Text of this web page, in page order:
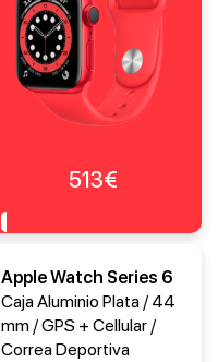
513€
Apple Watch Series 6
Caja Aluminio Plata / 44
mm / GPS + Cellular /
Correa Deportiva